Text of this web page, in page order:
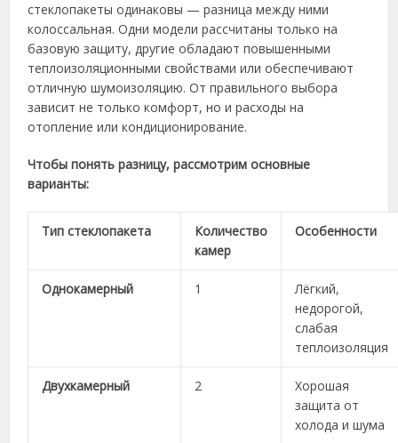
стеклопакеты одинаковы — разница между ними
колоссальная. Одни модели рассчитаны только на
базовую защиту, другие обладают повышенными
теплоизоляционными свойствами или обеспечивают
отличную шумоизоляцию. От правильного выбора
зависит не только комфорт, но и расходы на
отопление или кондиционирование.
Чтобы понять разницу, рассмотрим основные
варианты:
Тип стеклопакета
Количество
камер
Особенности
Однокамерный 1
Лёгкий,
недорогой,
слабая
теплоизоляция
Двухкамерный 2
Хорошая
защита от
холода и шума